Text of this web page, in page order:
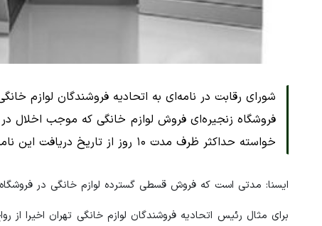
شورای رقابت در نامه‌ای به اتحادیه فروشندگان لوازم
فروشگاه‌ زنجیره‌ای فروش لوازم خانگی که موجب اخلال
خواسته حداکثر ظرف مدت ۱۰ روز از تاریخ دریافت این نامه، مستندات و اطلاعات مربوطه را به مرکز ملی رقابت ارسال کنند.
ایسنا: مدتی است که فروش قسطی گسترده لوازم خانگی در
برای مثال رئیس اتحادیه فروشندگان لوازم خانگی تهران اخیرا از